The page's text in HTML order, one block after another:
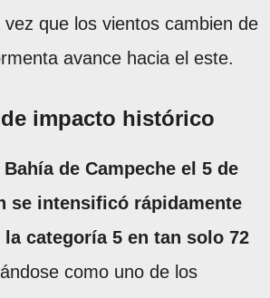
vez que los vientos cambien de
avance hacia el este.
impacto histórico
de Campeche el 5 de
se intensificó rápidamente
la categoría 5 en tan solo 72
como uno de los